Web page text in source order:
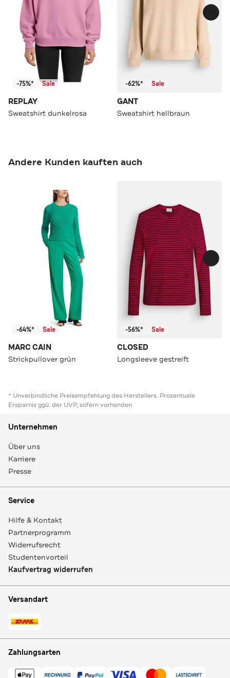
-75%* Sale
REPLAY
Sweatshirt dunkelrosa
-62%* Sale
GANT
Sweatshirt hellbraun
Andere Kunden kauften auch
-64%* Sale
MARC CAIN
Strickpullover grün
-56%* Sale
CLOSED
Longsleeve gestreift
* Unverbindliche Preisempfehlung des Herstellers. Prozentuale
Ersparnis ggü. der UVP, sofern vorhanden
Unternehmen
Über uns
Karriere
Presse
Service
Hilfe & Kontakt
Partnerprogramm
Widerrufsrecht
Studentenvorteil
Kaufvertrag widerrufen
Versandart
Zahlungsarten